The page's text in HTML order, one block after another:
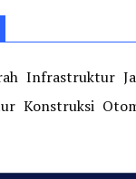
Infrastruktur
Konstruksi